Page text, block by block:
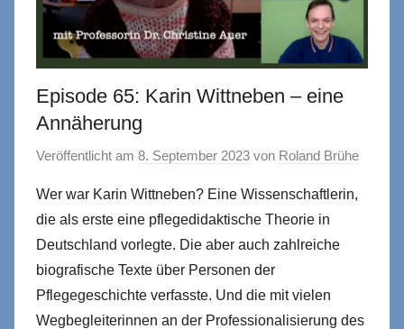
Episode 65: Karin Wittneben – eine
Annäherung
Veröffentlicht am 8. September 2023 von Roland Brühe
Wer war Karin Wittneben? Eine Wissenschaftlerin,
die als erste eine pflegedidaktische Theorie in
Deutschland vorlegte. Die aber auch zahlreiche
biografische Texte über Personen der
Pflegegeschichte verfasste. Und die mit vielen
Wegbegleiterinnen an der Professionalisierung des